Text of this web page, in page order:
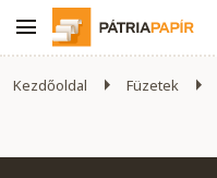
Kezdőoldal Füzetek